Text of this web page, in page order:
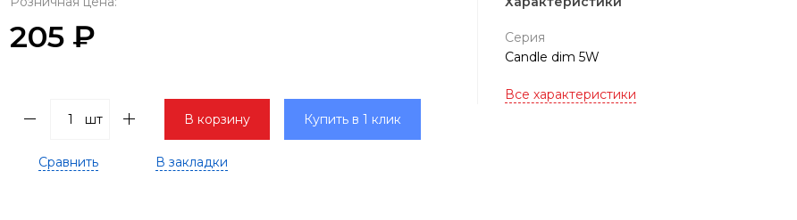
205 ₽
Серия
Candle dim 5W
Все характеристики
шт
В корзину Купить в 1 клик
Сравнить В закладки